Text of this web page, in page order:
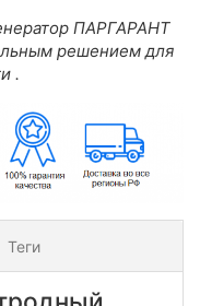
ПАРГАРАНТ
решением для
.
Теги